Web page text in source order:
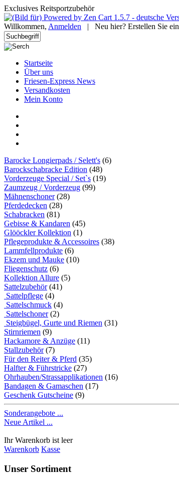
Exclusives Reitsportzubehör
Willkommen, Anmelden | Neu hier? Erstellen Sie ein
Startseite
Über uns
Friesen-Express News
Versandkosten
Mein Konto
Barocke Longierpads / Selett's (6)
Barockschabracke Edition (48)
Vorderzeuge Special / Set`s (19)
Zaumzeug / Vorderzeug (99)
Mähnenschoner(28)
Pferdedecken (28)
Schabracken (81)
Gebisse & Kandaren (45)
Glööckler Kollektion (1)
Pflegeprodukte & Accessoires (38)
Lammfellprodukte (6)
Ekzem und Mauke (10)
Fliegenschutz (6)
Kollektion Allure (5)
Sattelzubehör(41)
Sattelpflege (4)
Sattelschmuck (4)
Sattelschoner(2)
Steigbügel, Gurte und Riemen (31)
Stirnriemen (9)
Hackamore & Anzüge (11)
Stallzubehör(7)
Für den Reiter & Pferd (35)
Halfter & Führstricke (27)
Ohrhauben/Strassapplikationen (16)
Bandagen & Gamaschen (17)
Geschenk Gutscheine (9)
Sonderangebote ...
Neue Artikel ...
Ihr Warenkorb ist leer
Warenkorb Kasse
Unser Sortiment